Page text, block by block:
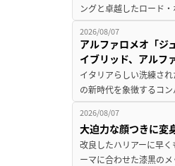
ングと卓越したロード
2026/08/07
アルファロメオ「ジ
イブリッド、アルフ
イタリアらしい洗練さ
の新時代を象徴するコ
2026/08/07
大迫力な顔つきに変
改良したハリアーに早
ーマに合わせた漆黒の